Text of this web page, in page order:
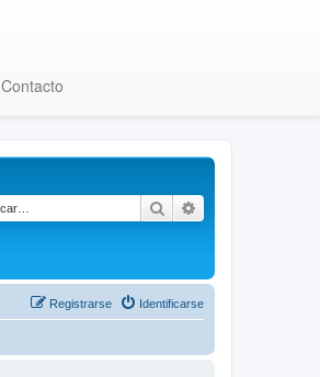
Contacto
Buscar
Identificarse
Registrarse